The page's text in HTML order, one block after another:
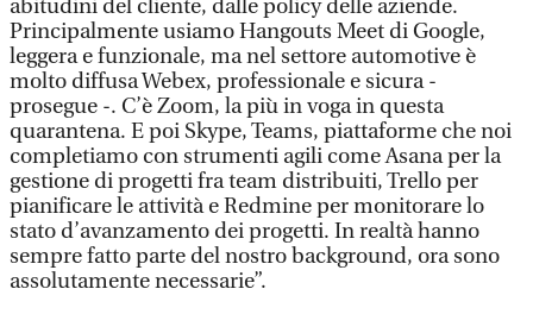
abitudini del cliente, dalle policy delle aziende.
Principalmente usiamo Hangouts Meet di Google,
leggera e funzionale, ma nel settore automotive è
molto diffusa Webex, professionale e sicura -
prosegue -. C’è Zoom, la più in voga in questa
quarantena. E poi Skype, Teams, piattaforme che noi
completiamo con strumenti agili come Asana per la
gestione di progetti fra team distribuiti, Trello per
pianificare le attività e Redmine per monitorare lo
stato d’avanzamento dei progetti. In realtà hanno
sempre fatto parte del nostro background, ora sono
assolutamente necessarie”.